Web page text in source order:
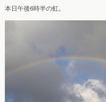
本日午後6時半の虹。